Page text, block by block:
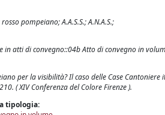
pompeiano; A.A.S.S.; A.N.A.S.;
in atti di convegno::04b Atto di convegno in
per la visibilità? Il caso delle Case Cantoniere
( XIV Conferenza del Colore Firenze ).
tipologia: